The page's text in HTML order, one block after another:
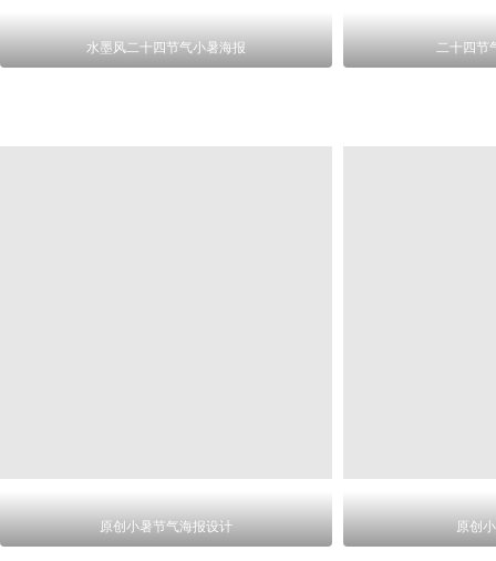
水墨风二十四节气小暑海报 二十四节
原创小暑节气海报设计 原创